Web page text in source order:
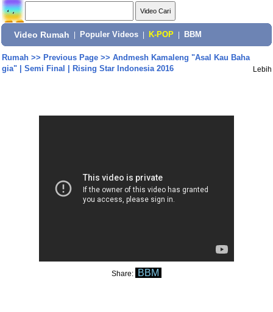
Video Rumah Populer Videos K-POP BBM
Rumah>> Previous Page>> Andmesh Kamaleng "Asal Kau Baha
gia" | Semi Final | Rising Star Indonesia 2016
Lebih
Share: BBM